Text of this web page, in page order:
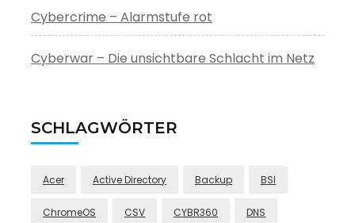
Cybercrime – Alarmstufe rot
Cyberwar – Die unsichtbare Schlacht im Netz
SCHLAGWÖRTER
Acer Active Directory Backup BSI
ChromeOS CSV CYBR360 DNS